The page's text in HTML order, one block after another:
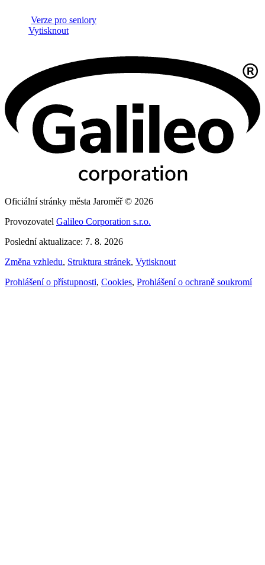
Verze pro seniory
Vytisknout
Oficiální stránky města Jaroměř © 2026
Provozovatel Galileo Corporation s.r.o.
Poslední aktualizace: 7. 8. 2026
Změna vzhledu, Struktura stránek, Vytisknout
Prohlášení o přístupnosti, Cookies, Prohlášení o ochraně soukromí